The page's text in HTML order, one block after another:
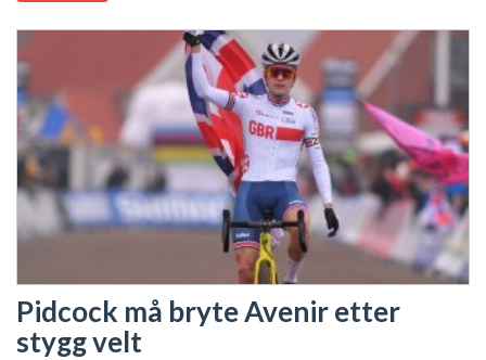
Pidcock må bryte Avenir etter
stygg velt